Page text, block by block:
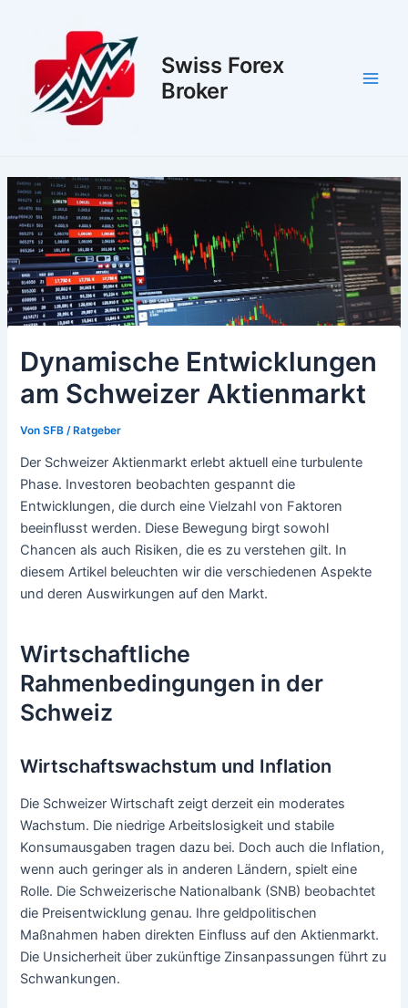
Swiss Forex
Broker
Dynamische Entwicklungen
am Schweizer Aktienmarkt
VonSFB /Ratgeber
Der Schweizer Aktienmarkt erlebt aktuell eine turbulente
Phase. Investoren beobachten gespannt die
Entwicklungen, die durch eine Vielzahl von Faktoren
beeinflusst werden. Diese Bewegung birgt sowohl
Chancen als auch Risiken, die es zu verstehen gilt. In
diesem Artikel beleuchten wir die verschiedenen Aspekte
und deren Auswirkungen auf den Markt.
Wirtschaftliche
Rahmenbedingungen in der
Schweiz
Wirtschaftswachstum und Inflation
Die Schweizer Wirtschaft zeigt derzeit ein moderates
Wachstum. Die niedrige Arbeitslosigkeit und stabile
Konsumausgaben tragen dazu bei. Doch auch die Inflation,
wenn auch geringer als in anderen Ländern, spielt eine
Rolle. Die Schweizerische Nationalbank (SNB) beobachtet
die Preisentwicklung genau. Ihre geldpolitischen
Maßnahmen haben direkten Einfluss auf den Aktienmarkt.
Die Unsicherheit über zukünftige Zinsanpassungen führt zu
Schwankungen.